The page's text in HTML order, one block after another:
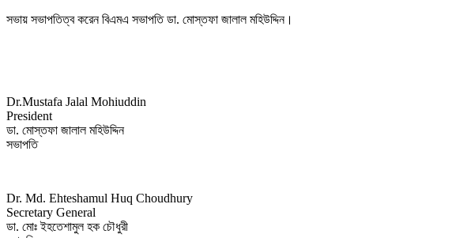
সভায় সভাপতিত্ব করেন বিএমএ সভাপতি ডা. মোস্তফা জালাল মহিউদ্দিন।
Dr.Mustafa Jalal Mohiuddin
President
ডা. মোস্তফা জালাল মহিউদ্দিন
সভাপতি
Dr. Md. Ehteshamul Huq Choudhury
Secretary General
ডা. মোঃ ইহতেশামুল হক চৌধুরী